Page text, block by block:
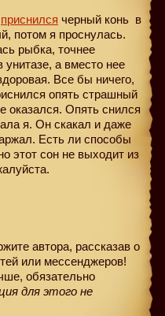
приснился черный конь в
потом я проснулась.
рыбка, точнее
а вместо нее
Все бы ничего,
опять страшный
оказался. Опять снился
я. Он скакал и даже
Есть ли способы
этот сон не выходит из
автора, рассказав о
или мессенджеров!
обязательно
для этого не